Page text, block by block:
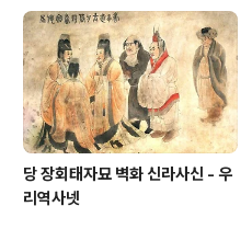
당 장회태자묘 벽화 신라사신 - 우
리역사넷